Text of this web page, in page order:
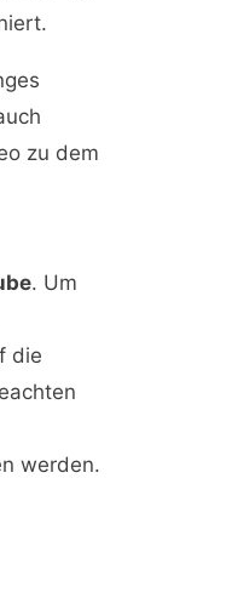
zu dem
. Um
die
werden.